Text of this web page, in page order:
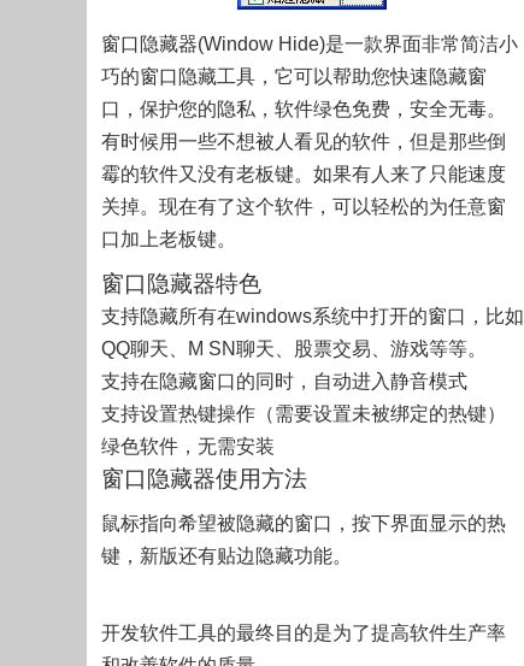
窗口隐藏器(Window Hide)是一款界面非常简洁小
巧的窗口隐藏工具，它可以帮助您快速隐藏窗
口，保护您的隐私，软件绿色免费，安全无毒。
有时候用一些不想被人看见的软件，但是那些倒
霉的软件又没有老板键。如果有人来了只能速度
关掉。现在有了这个软件，可以轻松的为任意窗
口加上老板键。
窗口隐藏器特色
支持隐藏所有在windows系统中打开的窗口，比如
QQ聊天、M SN聊天、股票交易、游戏等等。
支持在隐藏窗口的同时，自动进入静音模式
支持设置热键操作（需要设置未被绑定的热键）
绿色软件，无需安装
窗口隐藏器使用方法
鼠标指向希望被隐藏的窗口，按下界面显示的热
键，新版还有贴边隐藏功能。
开发软件工具的最终目的是为了提高软件生产率